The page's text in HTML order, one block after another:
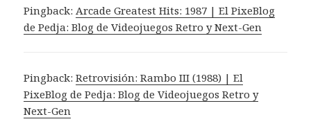
Pingback:Arcade Greatest Hits: 1987 | El PixeBlog
de Pedja: Blog de Videojuegos Retro y Next-Gen
Pingback:Retrovisión: Rambo III (1988) | El
PixeBlog de Pedja: Blog de Videojuegos Retro y
Next-Gen